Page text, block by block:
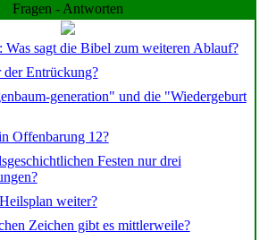
Fragen - Antworten
sagt die Bibel zum weiteren Ablauf?
Entrückung?
generation" und die "Wiedergeburt
Offenbarung 12?
Festen nur drei
weiter?
Zeichen gibt es mittlerweile?